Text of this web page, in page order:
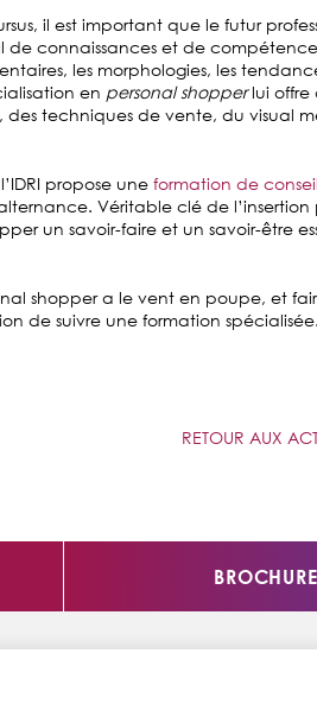
il est important que le futur
de connaissances et de
les morphologies, les
en personal shopperlui
des techniques de vente, du visual
IDRI propose une formation de
Véritable clé de
un savoir-faire et un savoir-être
shopper a le vent en poupe, et
de suivre une formation spécialisée.
RETOUR AUX
BROCHURE